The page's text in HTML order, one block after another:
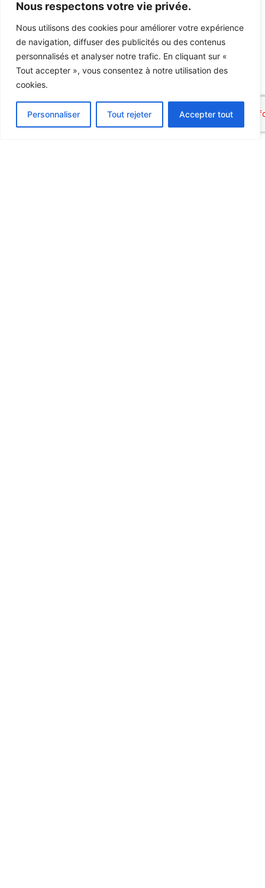
Nous respectons votre vie privée.
Nous utilisons des cookies pour améliorer votre expérience
de navigation, diffuser des publicités ou des contenus
personnalisés et analyser notre trafic. En cliquant sur «
Tout accepter », vous consentez à notre utilisation des
cookies.
Personnaliser Tout rejeter Accepter tout
Téléphone
E-mail
Message